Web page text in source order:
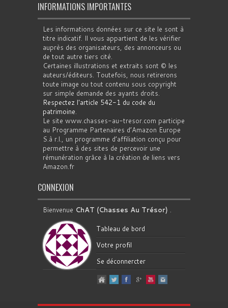
INFORMATIONS IMPORTANTES
Les informations données sur ce site le sont à
titre indicatif. Il vous appartient de les vérifier
auprès des organisateurs, des annonceurs ou
de tout autre tiers cité.
Certaines illustrations et extraits sont © les
auteurs/éditeurs. Toutefois, nous retirerons
toute image ou tout contenu sous copyright
sur simple demande des ayants droits.
Respectez l'article 542-1 du code du
patrimoine.
Le site www.chasses-au-tresor.com participe
au Programme Partenaires d’Amazon Europe
S.à r.l., un programme d’affiliation conçu pour
permettre à des sites de percevoir une
rémunération grâce à la création de liens vers
Amazon.fr
CONNEXION
Bienvenue ChAT (Chasses Au Trésor) .
Tableau de bord
Votre profil
Se déconnercter